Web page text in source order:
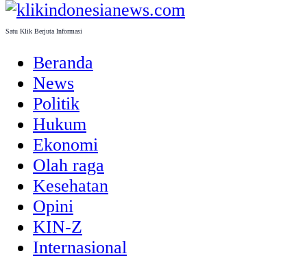
Satu Klik Berjuta Informasi
Beranda
News
Politik
Hukum
Ekonomi
Olah raga
Kesehatan
Opini
KIN-Z
Internasional